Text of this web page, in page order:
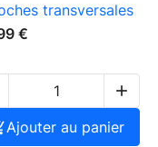
transversales
€

Ajouter au panier